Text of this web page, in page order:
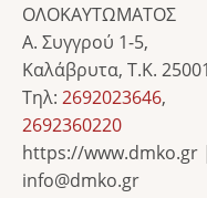
ΟΛΟΚΑΥΤΩΜΑΤΟΣ
Α. Συγγρού 1-5,
Καλάβρυτα, Τ.Κ. 25001
Τηλ: 2692023646,
2692360220
https://www.dmko.gr
info@dmko.gr